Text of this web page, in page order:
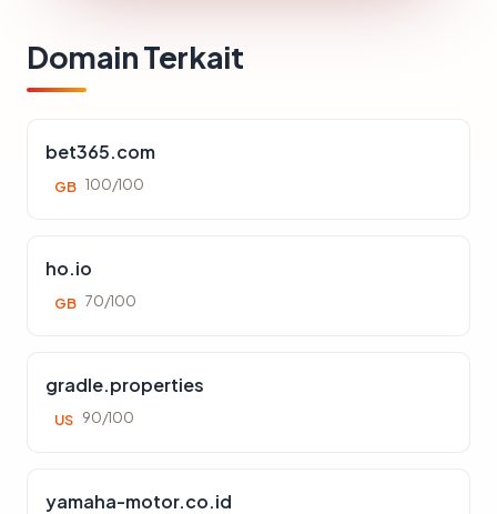
Domain Terkait
bet365.com
GB 100/100
ho.io
GB 70/100
gradle.properties
US 90/100
yamaha-motor.co.id